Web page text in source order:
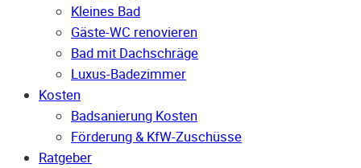
Kleines Bad
Gäste-WC renovieren
Bad mit Dachschräge
Luxus-Badezimmer
Kosten
Badsanierung Kosten
Förderung & KfW-Zuschüsse
Ratgeber